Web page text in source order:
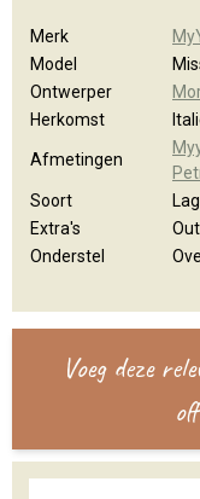
Merk
Model
Ontwerper
Herkomst
Afmetingen
Soort
Extra's
Onderstel
Voeg deze